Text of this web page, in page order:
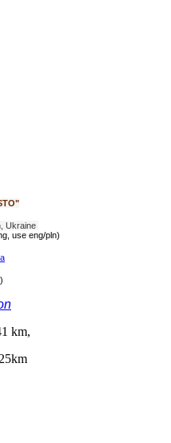
Ukraine
use eng/pln)
km,